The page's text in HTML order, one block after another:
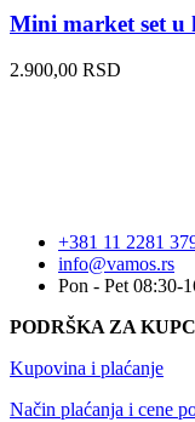
Mini market set u
2.900,00 RSD
+381 11 2281
info@vamos.rs
Pon - Pet 08:30-
PODRŠKA ZA
Kupovina i plaćanje
Način plaćanja i cene